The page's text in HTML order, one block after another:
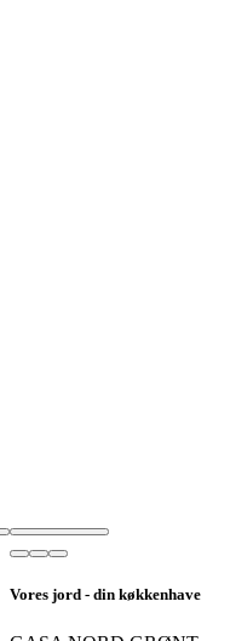
Vores jord - din køkkenhave